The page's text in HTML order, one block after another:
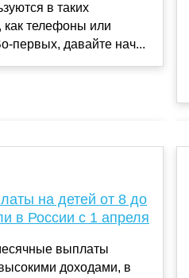
в таких
как телефоны или
первых, давайте нач...
на детей от 8 до
в России с 1 апреля
выплаты
доходами, в